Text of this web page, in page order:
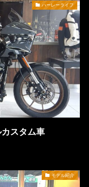
ハーレーライフ
スタム車
モデル紹介